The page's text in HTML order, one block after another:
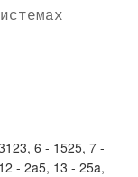
6 - 1525, 7 -
- 2a5, 13 - 25a,